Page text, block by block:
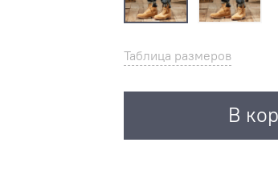
Таблица размеров
В